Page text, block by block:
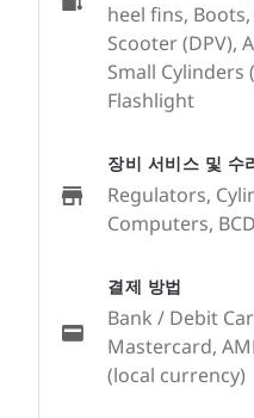
heel fins, Boots,
Scooter (DPV),
Small Cylinders
Flashlight
장비 서비스 및 수
Regulators,
Computers,
결제 방법
Bank / Debit
Mastercard,
(local currency)